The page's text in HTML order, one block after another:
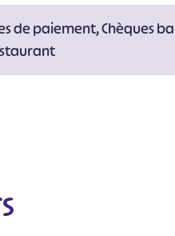
de paiement, Chèques